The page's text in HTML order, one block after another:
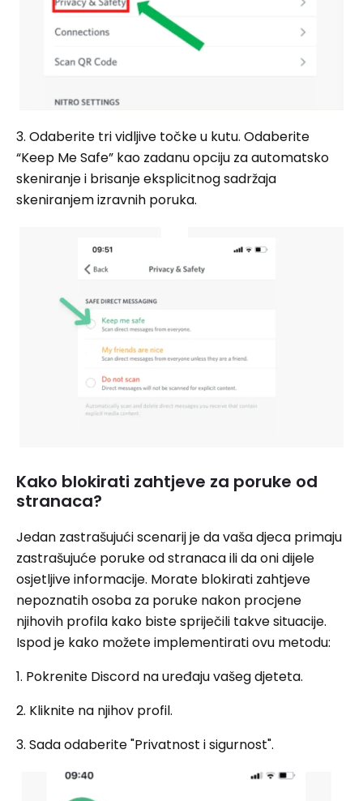
3. Odaberite tri vidljive točke u kutu. Odaberite
“Keep Me Safe” kao zadanu opciju za automatsko
skeniranje i brisanje eksplicitnog sadržaja
skeniranjem izravnih poruka.
Kako blokirati zahtjeve za poruke od
stranaca?
Jedan zastrašujući scenarij je da vaša djeca primaju
zastrašujuće poruke od stranaca ili da oni dijele
osjetljive informacije. Morate blokirati zahtjeve
nepoznatih osoba za poruke nakon procjene
njihovih profila kako biste spriječili takve situacije.
Ispod je kako možete implementirati ovu metodu:
1. Pokrenite Discord na uređaju vašeg djeteta.
2. Kliknite na njihov profil.
3. Sada odaberite "Privatnost i sigurnost".